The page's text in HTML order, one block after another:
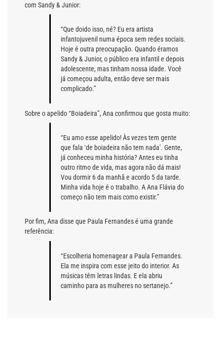
com Sandy & Junior:
“Que doido isso, né? Eu era artista
infantojuvenil numa época sem redes sociais.
Hoje é outra preocupação. Quando éramos
Sandy & Junior, o público era infantil e depois
adolescente, mas tinham nossa idade. Você
já começou adulta, então deve ser mais
complicado.”
Sobre o apelido “Boiadeira”, Ana confirmou que gosta muito:
“Eu amo esse apelido! Às vezes tem gente
que fala ‘de boiadeira não tem nada’. Gente,
já conheceu minha história? Antes eu tinha
outro ritmo de vida, mas agora não dá mais!
Vou dormir 6 da manhã e acordo 5 da tarde.
Minha vida hoje é o trabalho. A Ana Flávia do
começo não tem mais como existir.”
Por fim, Ana disse que Paula Fernandes é uma grande
referência:
“Escolheria homenagear a Paula Fernandes.
Ela me inspira com esse jeito do interior. As
músicas têm letras lindas. E ela abriu
caminho para as mulheres no sertanejo.”